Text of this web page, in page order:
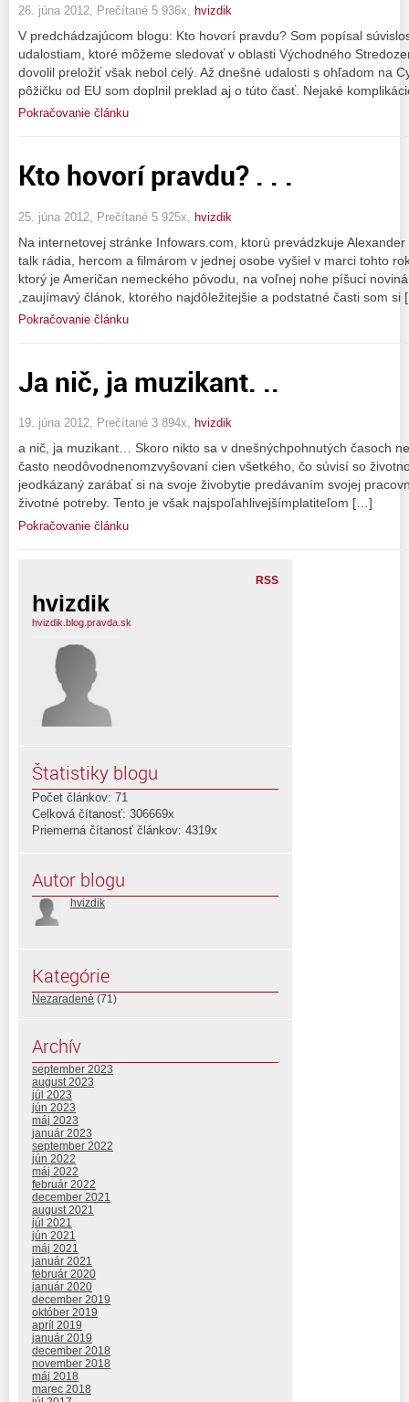
26. júna 2012, Prečítané 5 936x, hvizdik
V predchádzajúcom blogu: Kto hovorí pravdu? Som popísal
udalostiam, ktoré môžeme sledovať v oblasti Východného
dovolil preložiť však nebol celý. Až dnešné udalosti s ohľadom na
pôžičku od EU som doplnil preklad aj o túto časť. Nejaké
Pokračovanie článku
Kto hovorí pravdu? . . .
25. júna 2012, Prečítané 5 925x, hvizdik
Na internetovej stránke Infowars.com, ktorú prevádzkuje
talk rádia, hercom a filmárom v jednej osobe vyšiel v marci tohto
ktorý je Američan nemeckého pôvodu, na voľnej nohe píšuci
,zaujímavý článok, ktorého najdôležitejšie a podstatné časti som si
Pokračovanie článku
Ja nič, ja muzikant. ..
19. júna 2012, Prečítané 3 894x, hvizdik
a nič, ja muzikant… Skoro nikto sa v dnešnýchpohnutých časoch
často neodôvodnenomzvyšovaní cien všetkého, čo súvisí so
jeodkázaný zarábať si na svoje živobytie predávaním svojej
životné potreby. Tento je však najspoľahlivejšímplatiteľom […]
Pokračovanie článku
RSS
hvizdik
hvizdik.blog.pravda.sk
Štatistiky blogu
Počet článkov: 71
Celková čítanosť: 306669x
Priemerná čítanosť článkov: 4319x
Autor blogu
hvizdik
Kategórie
Nezaradené (71)
Archív
september 2023
august 2023
júl 2023
jún 2023
máj 2023
január 2023
september 2022
jún 2022
máj 2022
február 2022
december 2021
august 2021
júl 2021
jún 2021
máj 2021
január 2021
február 2020
január 2020
december 2019
október 2019
apríl 2019
január 2019
december 2018
november 2018
máj 2018
marec 2018